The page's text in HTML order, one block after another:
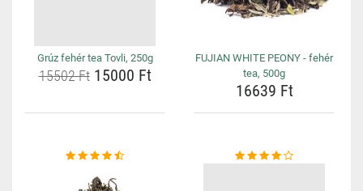
Grúz fehér tea Tovli, 250g
15502 Ft15000 Ft
FUJIAN WHITE PEONY - fehér
tea, 500g
16639 Ft